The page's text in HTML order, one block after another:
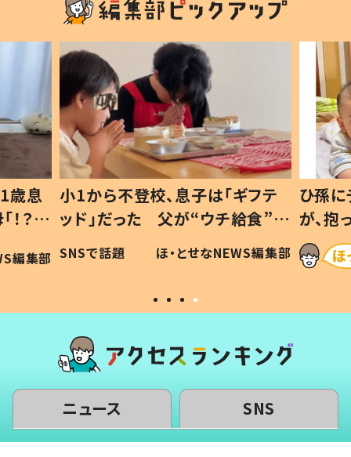
歳息
？」
編集部
小1から不登校、息子は「ギフテ
ッド」だった 父が“ウチ給食”を
作り続ける理由とは #令和の親
#令和の子
SNSで話題 ほ・とせなNEWS編集部
ひ孫
が、
「涙が
い」
ニュース SNS